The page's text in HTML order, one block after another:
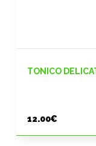
TONICO
12.00€